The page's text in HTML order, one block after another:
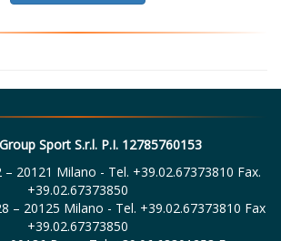
Sport S.r.l. P.I. 12785760153
– 20121 Milano - Tel. +39.02.67373810 Fax.
+39.02.67373850
– 20125 Milano - Tel. +39.02.67373810 Fax
+39.02.67373850